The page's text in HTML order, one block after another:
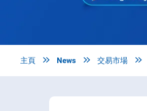
主頁  News  交易市場 